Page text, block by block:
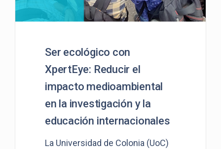
Ser ecológico con
XpertEye: Reducir el
impacto medioambiental
en la investigación y la
educación internacionales
La Universidad de Colonia (UoC)